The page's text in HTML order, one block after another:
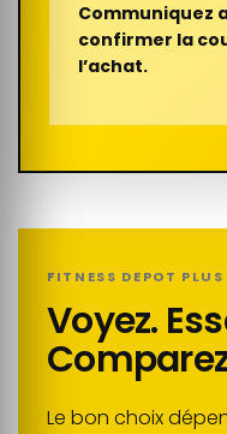
Communiquez
confirmer la
l’achat.
FITNESS DEPOT PLUS
Voyez.
Le bon choix